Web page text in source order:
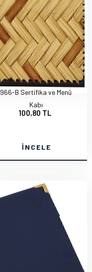
966-B Sertifika ve Menü
Kabı
100,80 TL
İNCELE